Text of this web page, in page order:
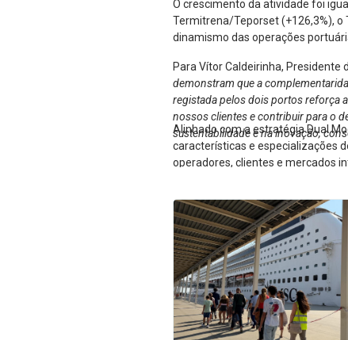
O crescimento da atividade foi
Termitrena/Teporset (+126,3%), o
dinamismo das operações
Para Vítor Caldeirinha, Presidente
demonstram que a
registada pelos dois portos reforça
nossos clientes e contribuir para o
sustentabilidade e na inovação,
Alinhado com a estratégia Dual
características e especializações
operadores, clientes e mercados